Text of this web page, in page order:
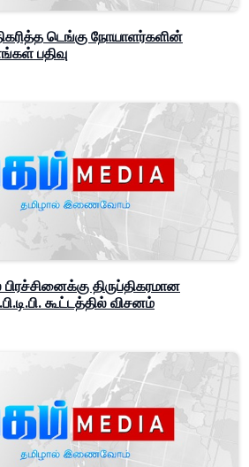
டெங்கு நோயாளர்களின்
பதிவு
திருப்திகரமான
கூட்டத்தில் விசனம்